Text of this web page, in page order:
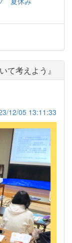
て考えよう』
12/05 13:11:33